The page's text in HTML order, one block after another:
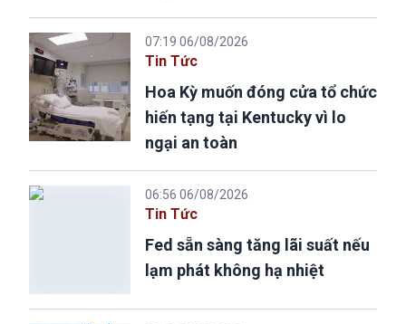
07:19 06/08/2026
Tin Tức
Hoa Kỳ muốn đóng cửa tổ chức
hiến tạng tại Kentucky vì lo
ngại an toàn
06:56 06/08/2026
Tin Tức
Fed sẵn sàng tăng lãi suất nếu
lạm phát không hạ nhiệt